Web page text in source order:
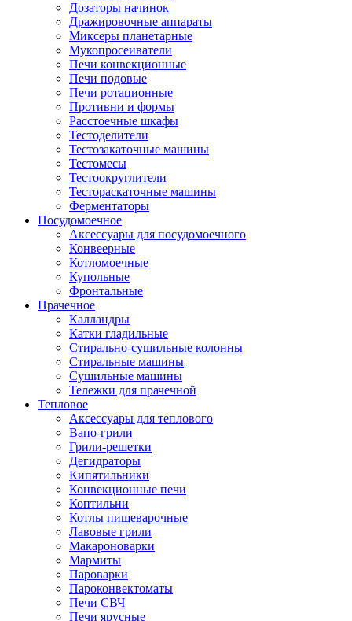
Дозаторы начинок
Дражировочные аппараты
Миксеры планетарные
Мукопросеиватели
Печи конвекционные
Печи подовые
Печи ротационные
Противни и формы
Расстоечные шкафы
Тестоделители
Тестозакаточные машины
Тестомесы
Тестоокруглители
Тестораскаточные машины
Ферментаторы
Посудомоечное
Аксессуары для посудомоечного
Конвеерные
Котломоечные
Купольные
Фронтальные
Прачечное
Калландры
Катки гладильные
Стирально-сушильные колонны
Стиральные машины
Сушильные машины
Тележки для прачечной
Тепловое
Аксессуары для теплового
Вапо-грили
Грили-решетки
Дегидраторы
Кипятильники
Конвекционные печи
Коптильни
Котлы пищеварочные
Лавовые грили
Макароноварки
Мармиты
Пароварки
Пароконвектоматы
Печи СВЧ
Печи ярусные